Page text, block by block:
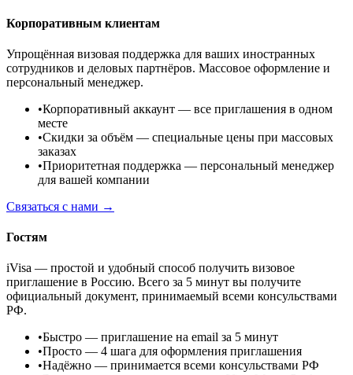
Корпоративным клиентам
Упрощённая визовая поддержка для ваших иностранных
сотрудников и деловых партнёров. Массовое оформление и
персональный менеджер.
•Корпоративный аккаунт — все приглашения в одном
месте
•Скидки за объём — специальные цены при массовых
заказах
•Приоритетная поддержка — персональный менеджер
для вашей компании
Связаться с нами →
Гостям
iVisa — простой и удобный способ получить визовое
приглашение в Россию. Всего за 5 минут вы получите
официальный документ, принимаемый всеми консульствами
РФ.
•Быстро — приглашение на email за 5 минут
•Просто — 4 шага для оформления приглашения
•Надёжно — принимается всеми консульствами РФ